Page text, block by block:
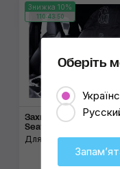
Знижка 10%
110:43:50
Захисний чохол Gyeon
Seat Cover
Для переднього
Оберіть